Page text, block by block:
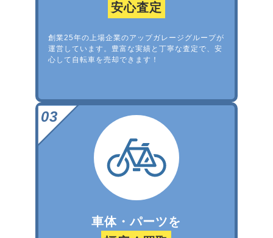
安心査定
創業25年の上場企業のアップガレージグループが
運営しています。豊富な実績と丁寧な査定で、安
心して自転車を売却できます！
車体・パーツを